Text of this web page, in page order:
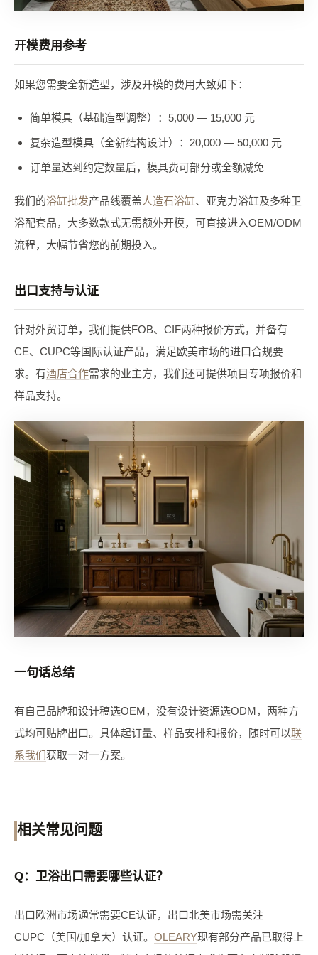
开模费用参考
如果您需要全新造型，涉及开模的费用大致如下：
简单模具（基础造型调整）：5,000 — 15,000 元
复杂造型模具（全新结构设计）：20,000 — 50,000 元
订单量达到约定数量后，模具费可部分或全额减免
我们的浴缸批发产品线覆盖人造石浴缸、亚克力浴缸及多种卫
浴配套品，大多数款式无需额外开模，可直接进入OEM/ODM
流程，大幅节省您的前期投入。
出口支持与认证
针对外贸订单，我们提供FOB、CIF两种报价方式，并备有
CE、CUPC等国际认证产品，满足欧美市场的进口合规要
求。有酒店合作需求的业主方，我们还可提供项目专项报价和
样品支持。
一句话总结
有自己品牌和设计稿选OEM，没有设计资源选ODM，两种方
式均可贴牌出口。具体起订量、样品安排和报价，随时可以联
系我们获取一对一方案。
相关常见问题
Q：卫浴出口需要哪些认证？
出口欧洲市场通常需要CE认证，出口北美市场需关注
CUPC（美国/加拿大）认证。 OLEARY现有部分产品已取得上